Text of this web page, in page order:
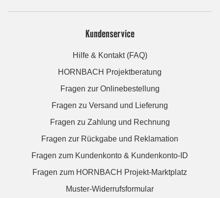
Kundenservice
Hilfe & Kontakt (FAQ)
HORNBACH Projektberatung
Fragen zur Onlinebestellung
Fragen zu Versand und Lieferung
Fragen zu Zahlung und Rechnung
Fragen zur Rückgabe und Reklamation
Fragen zum Kundenkonto & Kundenkonto-ID
Fragen zum HORNBACH Projekt-Marktplatz
Muster-Widerrufsformular